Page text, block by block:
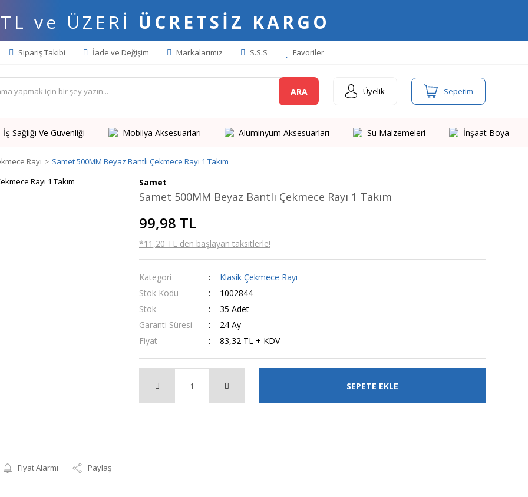
ve ÜZERİ ÜCRETSİZ KARGO
Sipariş Takibi İade ve Değişim Markalarımız S.S.S Favoriler
ARA Üyelik Sepetim
İş Sağlığı Ve Güvenliği Mobilya Aksesuarları Alüminyum Aksesuarları Su Malzemeleri İnşaat Boya
Rayı Samet 500MM Beyaz Bantlı Çekmece Rayı 1 Takım
Fiyat Alarmı Paylaş
Samet
Samet 500MM Beyaz Bantlı Çekmece Rayı 1 Takım
99,98 TL
*11,20 TL den başlayan taksitlerle!
Kategori
Klasik Çekmece Rayı
Stok Kodu
1002844
Stok
35 Adet
Garanti Süresi
24 Ay
Fiyat
83,32 TL + KDV
SEPETE EKLE